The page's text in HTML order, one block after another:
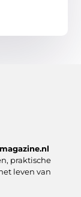
praktische
leven van